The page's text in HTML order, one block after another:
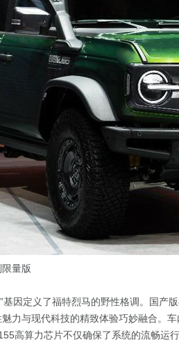
量版
”基因定义了福特烈马的野性格调。国产
力与现代科技的精致体验巧妙融合。
高算力芯片不仅确保了系统的流畅运